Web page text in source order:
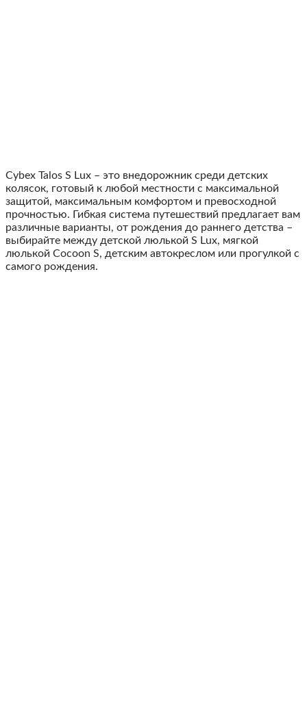
Сybex Talos S Lux – это внедорожник среди детских
колясок, готовый к любой местности с максимальной
защитой, максимальным комфортом и превосходной
прочностью. Гибкая система путешествий предлагает вам
различные варианты, от рождения до раннего детства –
выбирайте между детской люлькой S Lux, мягкой
люлькой Cocoon S, детским автокреслом или прогулкой с
самого рождения.